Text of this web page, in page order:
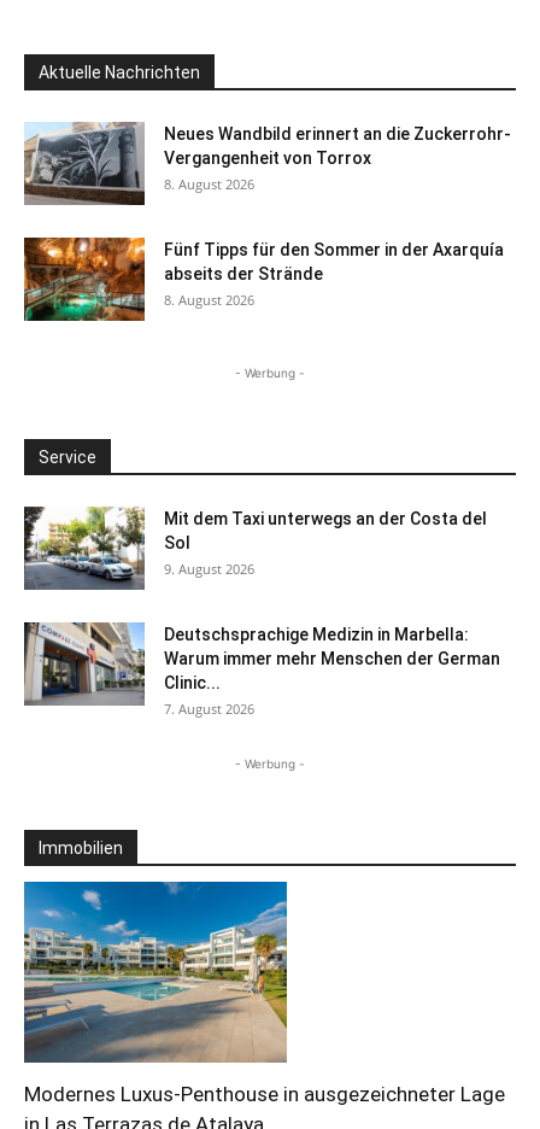
Aktuelle Nachrichten
Neues Wandbild erinnert an die Zuckerrohr-
Vergangenheit von Torrox
8. August 2026
Fünf Tipps für den Sommer in der Axarquía
abseits der Strände
8. August 2026
- Werbung -
Service
Mit dem Taxi unterwegs an der Costa del
Sol
9. August 2026
Deutschsprachige Medizin in Marbella:
Warum immer mehr Menschen der German
Clinic...
7. August 2026
- Werbung -
Immobilien
Modernes Luxus-Penthouse in ausgezeichneter Lage
in Las Terrazas de Atalaya